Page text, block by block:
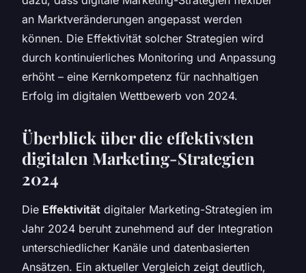
an Marktveränderungen angepasst werden
können. Die Effektivität solcher Strategien wird
durch kontinuierliches Monitoring und Anpassung
erhöht – eine Kernkompetenz für nachhaltigen
Erfolg im digitalen Wettbewerb von 2024.
Überblick über die effektivsten
digitalen Marketing-Strategien
2024
Die Effektivität digitaler Marketing-Strategien im
Jahr 2024 beruht zunehmend auf der Integration
unterschiedlicher Kanäle und datenbasierten
Ansätzen. Ein aktueller Vergleich zeigt deutlich,